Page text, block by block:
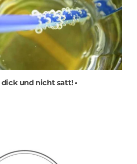
und nicht satt! •